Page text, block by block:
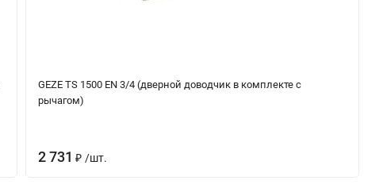
GEZE TS 1500 EN 3/4 (дверной доводчик в комплекте с
рычагом)
2 731 ₽ /шт.